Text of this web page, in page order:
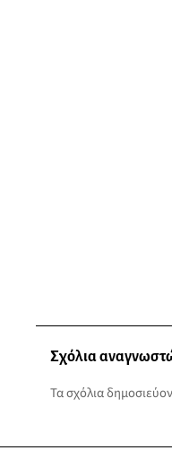
Σχόλια
Τα σχόλια